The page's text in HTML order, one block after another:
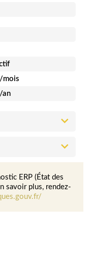
mois
an
ERP (État des
savoir plus, rendez-